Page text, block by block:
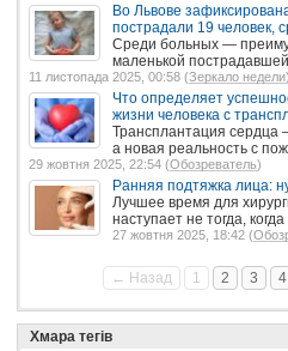
Во Львове
пострадали 19 человек,
Среди больных —
маленькой пострадавшей
11 листопада 2025, 00:58 (Зеркало недели)
Что определяет
жизни человека с
Трансплантация сердца
а новая реальность с
29 жовтня 2025, 22:54 (Обозреватель)
Ранняя подтяжка лица:
Лучшее время для
наступает не тогда,
27 жовтня 2025, 18:42 (
← Назад 1 2 3 4
Хмара тегів